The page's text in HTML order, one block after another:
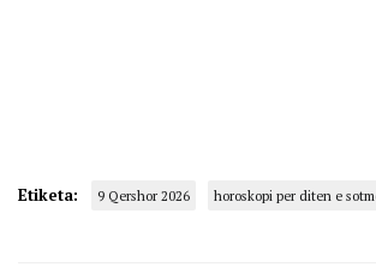
Etiketa: 9 Qershor 2026 horoskopi per diten e